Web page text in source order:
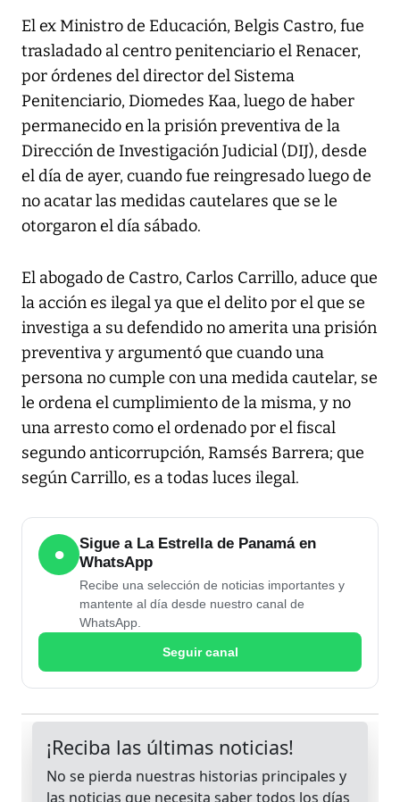
El ex Ministro de Educación, Belgis Castro, fue
trasladado al centro penitenciario el Renacer,
por órdenes del director del Sistema
Penitenciario, Diomedes Kaa, luego de haber
permanecido en la prisión preventiva de la
Dirección de Investigación Judicial (DIJ), desde
el día de ayer, cuando fue reingresado luego de
no acatar las medidas cautelares que se le
otorgaron el día sábado.
El abogado de Castro, Carlos Carrillo, aduce que
la acción es ilegal ya que el delito por el que se
investiga a su defendido no amerita una prisión
preventiva y argumentó que cuando una
persona no cumple con una medida cautelar, se
le ordena el cumplimiento de la misma, y no
una arresto como el ordenado por el fiscal
segundo anticorrupción, Ramsés Barrera; que
según Carrillo, es a todas luces ilegal.
●
Sigue a La Estrella de Panamá en
WhatsApp
Recibe una selección de noticias importantes y
mantente al día desde nuestro canal de
WhatsApp.
Seguir canal